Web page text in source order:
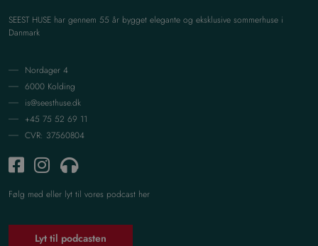
SEEST HUSE har gennem 55 år bygget elegante og eksklusive sommerhuse i
Danmark
Nordager 4
6000 Kolding
is@seesthuse.dk
+45 75 52 69 11
CVR: 37560804
Følg med eller lyt til vores podcast her
Lyt til podcasten